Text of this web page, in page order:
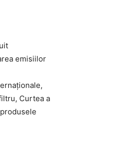
emisiilor
Curtea a